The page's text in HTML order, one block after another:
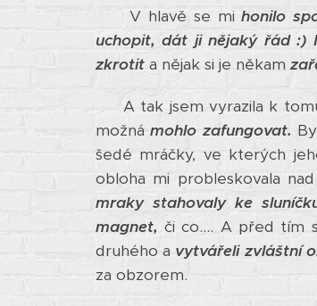
V hlavě se mihonilo
uchopit, dát ji nějaký řád :)
zkrotit a nějak si je někam
A tak jsem vyrazila k
možnámohlo zafungovat.
šedé mráčky, ve kterých
obloha mi probleskovala
mraky stahovaly ke
magnet, či co.... A před tím
druhého a vytvářeli zvláštní
za obzorem.